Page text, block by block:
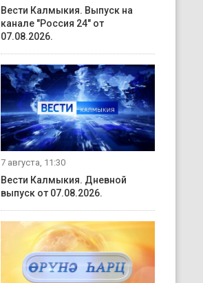
Вести Калмыкия. Выпуск на
канале "Россия 24" от
07.08.2026.
7 августа, 11:30
Вести Калмыкия. Дневной
выпуск от 07.08.2026.